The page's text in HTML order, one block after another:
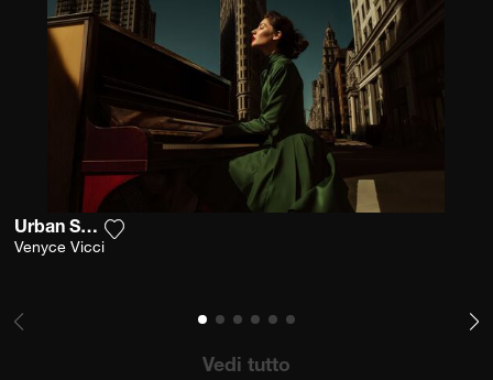
Urban Sonata
Venyce Vicci
Vedi tutto